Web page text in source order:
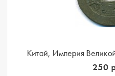
Китай, Империя
250